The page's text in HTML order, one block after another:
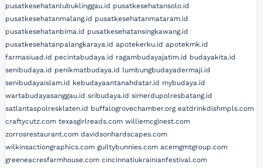
pusatkesehatanlubuklinggau.id pusatkesehatansolo.id
pusatkesehatanmalang.id pusatkesehatanmataram.id
pusatkesehatanbima.id pusatkesehatansingkawang.id
pusatkesehatanpalangkaraya.id apotekerku.id apotekmk.id
farmasiuad.id pecintabudaya.id ragambudayajatim.id budayakita.id
senibudaya.id penikmatbudaya.id lumbungbudayadermaji.id
senibudayaislam.id kebudayaantanahdatar.id mybudaya.id
wartabudayasanggau.id sribudaya.id simerdupolresbatang.id
satlantaspolresklaten.id buffalogrovechamber.org eatdrinkdishmpls.com
craftycutz.com texasgirlreads.com williemcginest.com
zorrosrestaurant.com davidsonhardscapes.com
wilkinsactiongraphics.com guiltybunnies.com acemgmtgroup.com
greeneacresfarmhouse.com cincinnatiukrainianfestival.com